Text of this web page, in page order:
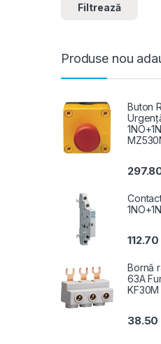
Filtrează
Produse nou
Buton
112.70
Bornă
63A
KF30M
38.50